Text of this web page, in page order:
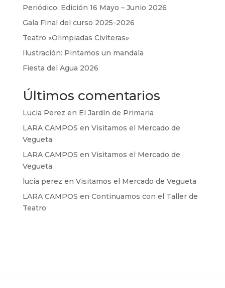
Periódico: Edición 16 Mayo – Junio 2026
Gala Final del curso 2025-2026
Teatro «Olimpiadas Civiteras»
Ilustración: Pintamos un mandala
Fiesta del Agua 2026
Últimos comentarios
Lucia Perez en El Jardín de Primaria
LARA CAMPOS en Visitamos el Mercado de
Vegueta
LARA CAMPOS en Visitamos el Mercado de
Vegueta
lucia perez en Visitamos el Mercado de Vegueta
LARA CAMPOS en Continuamos con el Taller de
Teatro